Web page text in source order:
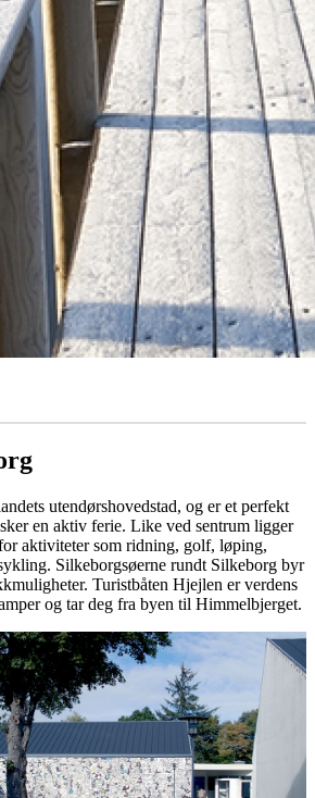
utendørshovedstad, og er et perfekt
en aktiv ferie. Like ved sentrum ligger
aktiviteter som ridning, golf, løping,
Silkeborgsøerne rundt Silkeborg byr
Turistbåten Hjejlen er verdens
og tar deg fra byen til Himmelbjerget.